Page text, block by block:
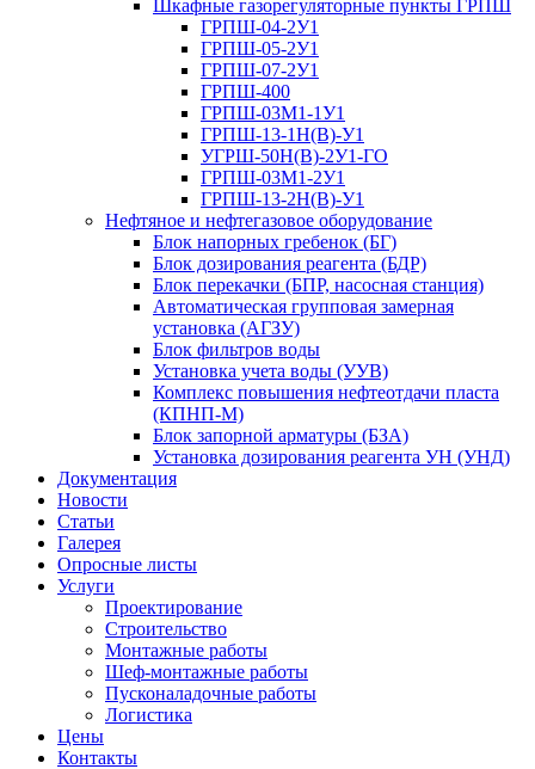
Шкафные газорегуляторные пункты ГРПШ
ГРПШ-04-2У1
ГРПШ-05-2У1
ГРПШ-07-2У1
ГРПШ-400
ГРПШ-03М1-1У1
ГРПШ-13-1Н(В)-У1
УГРШ-50Н(В)-2У1-ГО
ГРПШ-03М1-2У1
ГРПШ-13-2Н(В)-У1
Нефтяное и нефтегазовое оборудование
Блок напорных гребенок (БГ)
Блок дозирования реагента (БДР)
Блок перекачки (БПР, насосная станция)
Автоматическая групповая замерная
установка (АГЗУ)
Блок фильтров воды
Установка учета воды (УУВ)
Комплекс повышения нефтеотдачи пласта
(КПНП-М)
Блок запорной арматуры (БЗА)
Установка дозирования реагента УН (УНД)
Документация
Новости
Статьи
Галерея
Опросные листы
Услуги
Проектирование
Строительство
Монтажные работы
Шеф-монтажные работы
Пусконаладочные работы
Логистика
Цены
Контакты